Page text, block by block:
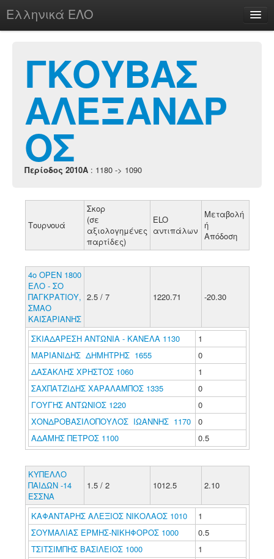
Ελληνικά ΕΛΟ
chesstu.be @ discord
Login
ΓΚΟΥΒΑΣ
ΑΛΕΞΑΝΔΡ
ΟΣ
Περίοδος 2010A : 1180 -> 1090
Τουρνουά
Σκορ
(σε
αξιολογημένες
παρτίδες)
ELO
αντιπάλων
Μεταβολή
ή
Απόδοση
4ο ΟΡΕΝ 1800
ΕΛΟ - ΣΟ
ΠΑΓΚΡΑΤΙΟΥ,
ΣΜΑΟ
ΚΑΙΣΑΡΙΑΝΗΣ
2.5 / 7 1220.71 -20.30
ΣΚΙΑΔΑΡΕΣΗ ΑΝΤΩΝΙΑ - ΚΑΝΕΛΑ 1130
1
ΜΑΡΙΑΝΙΔΗΣ ΔΗΜΗΤΡΗΣ 1655
0
ΔΑΣΑΚΛΗΣ ΧΡΗΣΤΟΣ 1060
1
ΣΑΧΠΑΤΖΙΔΗΣ ΧΑΡΑΛΑΜΠΟΣ 1335
0
ΓΟΥΓΗΣ ΑΝΤΩΝΙΟΣ 1220
0
ΧΟΝΔΡΟΒΑΣΙΛΟΠΟΥΛΟΣ ΙΩΑΝΝΗΣ 1170
0
ΑΔΑΜΗΣ ΠΕΤΡΟΣ 1100
0.5
ΚΥΠΕΛΛΟ
ΠΑΙΔΩΝ -14
ΕΣΣΝΑ
1.5 / 2 1012.5 2.10
ΚΑΦΑΝΤΑΡΗΣ ΑΛΕΞΙΟΣ ΝΙΚΟΛΑΟΣ 1010
1
ΣΟΥΜΑΛΙΑΣ ΕΡΜΗΣ-ΝΙΚΗΦΟΡΟΣ 1000
0.5
ΤΣΙΤΣΙΜΠΗΣ ΒΑΣΙΛΕΙΟΣ 1000
1